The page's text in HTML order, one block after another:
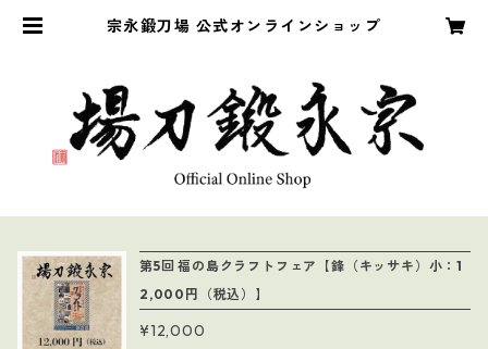
宗永鍛刀場 公式オンラインショップ
第5回 福の島クラフトフェア【鋒（キッサキ）小：1
2,000円（税込）】
¥12,000